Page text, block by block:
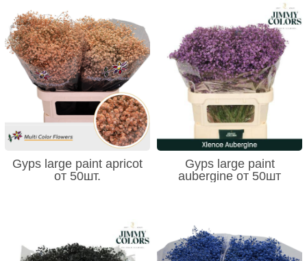
Gyps large paint apricot
от 50шт.
Gyps large paint
aubergine от 50шт